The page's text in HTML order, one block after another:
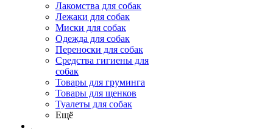
Лакомства для собак
Лежаки для собак
Миски для собак
Одежда для собак
Переноски для собак
Средства гигиены для
собак
Товары для груминга
Товары для щенков
Туалеты для собак
Ещё